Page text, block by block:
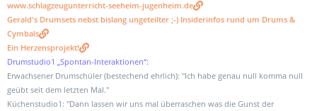
www.schlagzeugunterricht-seeheim-jugenheim.de
Gerald's Drumsets nebst bislang ungeteilter ;-) Insiderinfos rund um Drums &
Cymbals
Ein Herzensprojekt!
Drumstudio1 „Spontan-Interaktionen“:
Erwachsener Drumschüler (bestechend ehrlich): "Ich habe genau null komma null
geübt seit dem letzten Mal."
Küchenstudio1: "Dann lassen wir uns mal überraschen was die Gunst der